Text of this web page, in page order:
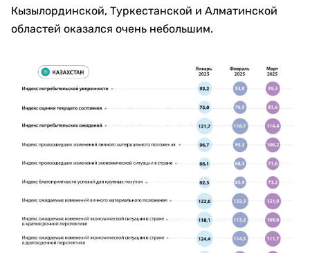
Кызылординской, Туркестанской и Алматинской
областей оказался очень небольшим.